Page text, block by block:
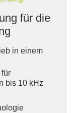
für die
in einem
bis 10 kHz